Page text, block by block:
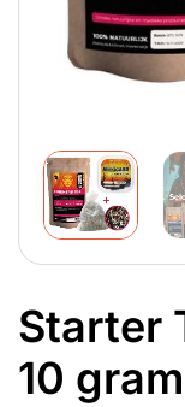
Starter
10 gram